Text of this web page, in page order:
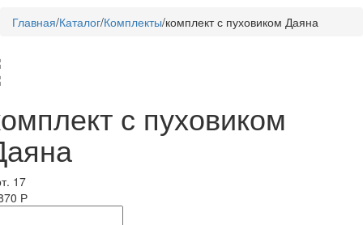
Главная/Каталог/Комплекты/комплект с пуховиком Даяна
с пуховиком
17
Р